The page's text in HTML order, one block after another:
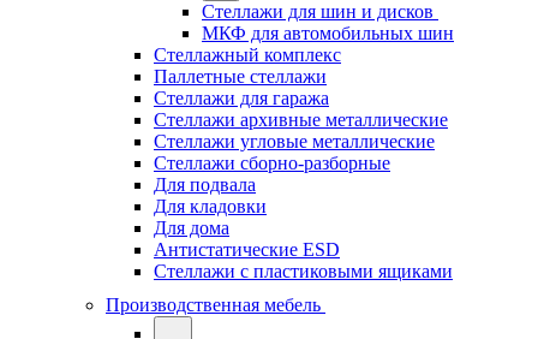
Стеллажи для шин и дисков
МКФ для автомобильных шин
Стеллажный комплекс
Паллетные стеллажи
Стеллажи для гаража
Стеллажи архивные металлические
Стеллажи угловые металлические
Стеллажи сборно-разборные
Для подвала
Для кладовки
Для дома
Антистатические ESD
Стеллажи с пластиковыми ящиками
Производственная мебель